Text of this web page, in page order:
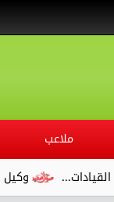
ملاعب
وكيل وزارة